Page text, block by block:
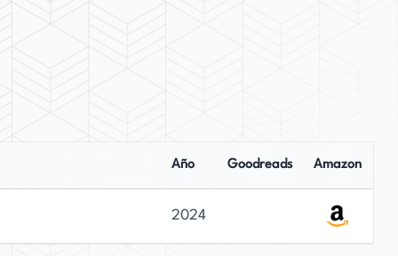
Año Goodreads Amazon
2024